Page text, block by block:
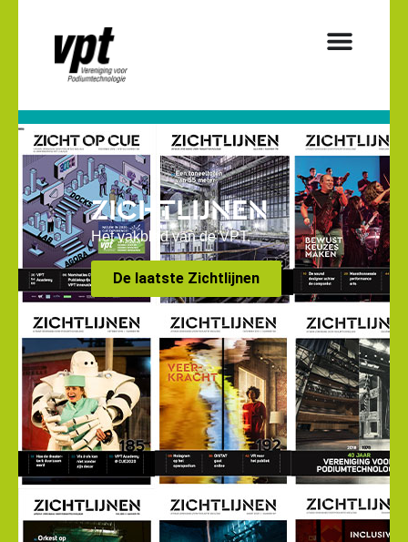
ZICHTLIJNEN
Het vakblad van de VPT.
De laatste Zichtlijnen